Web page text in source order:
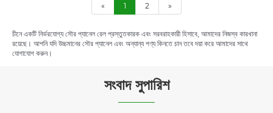
« 1 2 »
চীনে একটি নির্ভরযোগ্য সৌর প্যানেল রেল প্রস্তুতকারক এবং সরবরাহকারী হিসাবে, আমাদের নিজস্ব কারখানা
রয়েছে। আপনি যদি উচ্চমানের সৌর প্যানেল এবং অন্যান্য পণ্য কিনতে চান তবে দয়া করে আমাদের সাথে
যোগাযোগ করুন।
সংবাদ সুপারিশ